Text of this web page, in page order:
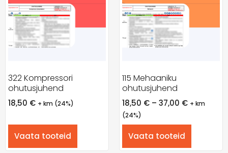
322 Kompressori
ohutusjuhend
18,50 € + km (24%)
Vaata tooteid
115 Mehaaniku
ohutusjuhend
18,50 € – 37,00 € + km
(24%)
Vaata tooteid